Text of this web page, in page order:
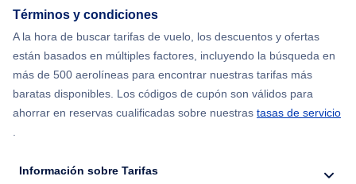
Flights from Nueva York to Hong Kong
Flights from Nueva York to Seúl
Términos y condiciones
A la hora de buscar tarifas de vuelo, los descuentos y ofertas
están basados en múltiples factores, incluyendo la búsqueda en
más de 500 aerolíneas para encontrar nuestras tarifas más
baratas disponibles. Los códigos de cupón son válidos para
ahorrar en reservas cualificadas sobre nuestras tasas de servicio
.
Información sobre Tarifas